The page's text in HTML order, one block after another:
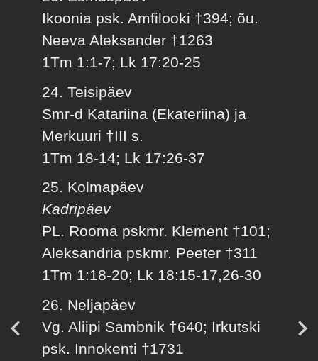
Ikoonia psk. Amfilooki †394; õu.
Neeva Aleksander †1263
1Tm 1:1-7; Lk 17:20-25
24. Teisipäev
Smr-d Katariina (Ekateriina) ja
Merkuuri †III s.
1Tm 18-14; Lk 17:26-37
25. Kolmapäev
Kadripäev
PL. Rooma pskmr. Klement †101;
Aleksandria pskmr. Peeter †311
1Tm 1:18-20; Lk 18:15-17,26-30
26. Neljapäev
Vg. Aliipi Sambnik †640; Irkutski
psk. Innokenti †1731